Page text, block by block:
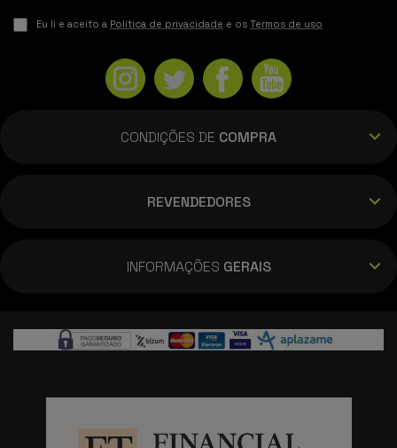
Eu li e aceito a Política de privacidade e os Termos de uso
CONDIÇÕES DE COMPRA
REVENDEDORES
INFORMAÇÕES GERAIS